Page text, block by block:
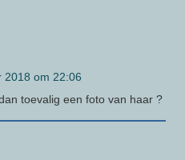
2018 om 22:06
toevalig een foto van haar ?